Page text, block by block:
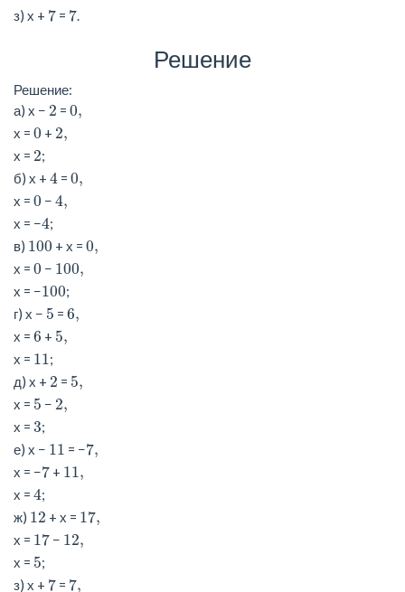
з) х + 7 = 7
Решение
Решение:
а) х − 2 = 0,
х = 0 + 2,
х = 2;
б) х + 4 = 0,
х = 0 − 4,
х = −4;
в) 100 + х = 0,
х = 0 − 100,
х = −100;
г) х − 5 = 6,
х = 6 + 5,
х = 11;
д) х + 2 = 5,
х = 5 − 2,
х = 3;
е) х − 11 = −7,
х = −7 + 11,
х = 4;
ж) 12 + х = 17,
х = 17 − 12,
х = 5;
з) х + 7 = 7,